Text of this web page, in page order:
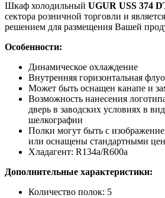
Шкаф холодильный UGUR USS 374
сектора розничной торговли и
решением для размещения Вашей
Особенности:
Динамическое охлаждение
Внутренняя горизонтальная
Может быть оснащен канапе и
Возможность нанесения
дверь в заводских условиях в
шелкографии
Полки могут быть с
или оснащены стандартными
Хладагент: R134a/R600a
Дополнительные характеристики:
Количество полок: 5